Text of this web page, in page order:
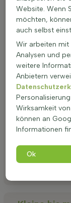
Website. Wenn
möchten,
auch selbst
Wir arbeiten
Analysen und
weitere
Anbietern
Wirksamkeit
können an
Informationen
Ok